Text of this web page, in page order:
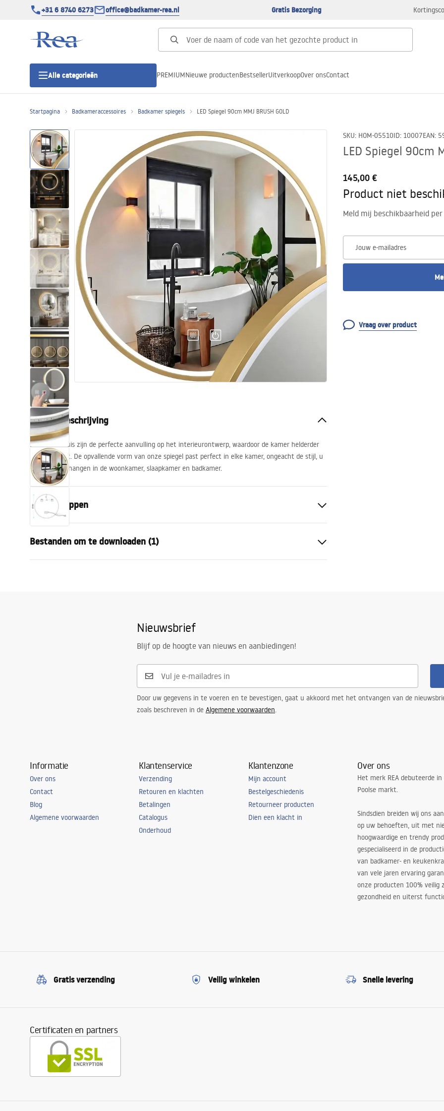
+31 6 8740 6273 office@badkamer-rea.nl Gratis Bezorging
Alle categorieën
Douchedeur
Douchebakken
Lineaire Douchegoten
Toiletten
Wastafels
Baden en badwanden
Kranen
Douches
Keuken
Badkameraccessoires
PREMIUMNieuwe productenBestsellerUitverkoopOver onsContact
Startpagina Badkameraccessoires Badkamer spiegels LED Spiegel 90cm MMJ BRUSH GOLD
SKU: HOM-05510ID: 10007EAN:
LED Spiegel 90cm
145,00 €
Product niet
Meld mij beschikbaarheid
Jouw e-mailadres
Vraag over product
Productbeschrijving
Spiegels in huis zijn de perfecte aanvulling op het interieurontwerp, waardoor de kamer helderder
en groter lijkt. De opvallende vorm van onze spiegel past perfect in elke kamer, ongeacht de stijl, u
kunt hem ophangen in de woonkamer, slaapkamer en badkamer.
Eigenschappen
Breedte
Diepte
20mm
Aluminium
Rond
12W
24 maanden
Bestanden om te downloaden (1)
Nieuwsbrief
Blijf op de hoogte van nieuws en aanbiedingen!
Door uw gegevens in te voeren en te bevestigen, gaat u akkoord met het ontvangen van de
zoals beschreven in de Algemene voorwaarden.
Informatie
Over ons
Contact
Blog
Algemene voorwaarden
Klantenservice
Verzending
Retouren en klachten
Betalingen
Catalogus
Onderhoud
Klantenzone
Mijn account
Bestelgeschiedenis
Retourneer producten
Dien een klacht in
Over ons
Het merk REA debuteerde
Poolse markt.
Sindsdien breiden wij ons
op uw behoeften, uit met
hoogwaardige en trendy
gespecialiseerd in de
van badkamer- en
van vele jaren ervaring
onze producten 100% veilig
gezondheid en uiterst
Gratis verzending Veilig winkelen Snelle levering
Certificaten en partners